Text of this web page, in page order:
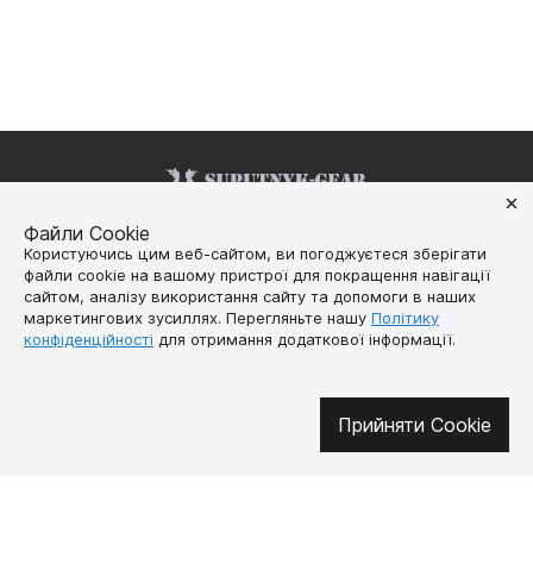
Про нас Як купити
Файли Cookie
Користуючись цим веб-сайтом, ви погоджуєтеся зберігати
файли cookie на вашому пристрої для покращення навігації
сайтом, аналізу використання сайту та допомоги в наших
маркетингових зусиллях. Перегляньте нашу Політику
конфіденційності для отримання додаткової інформації.
Прийняти Cookie